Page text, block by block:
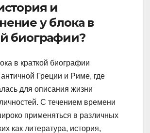
и
у блока в
биографии?
в краткой биографии
Греции и Риме, где
для описания жизни
С течением времени
применяться в различных
как литература, история,